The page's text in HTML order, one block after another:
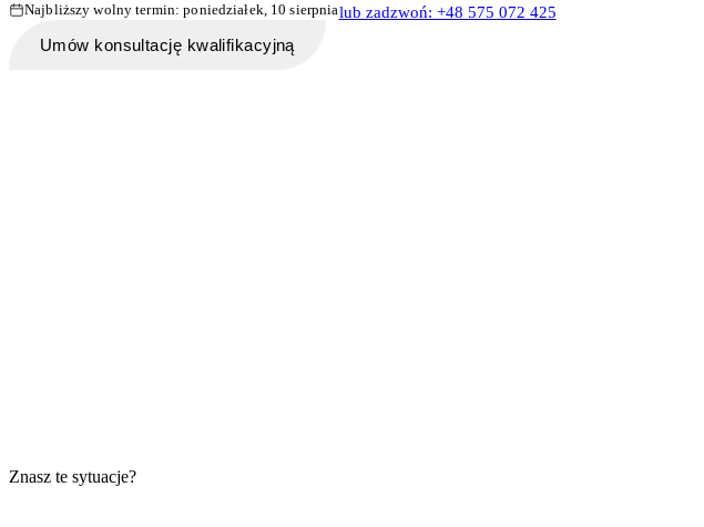
Najbliższy wolny termin: poniedziałek, 10 sierpnia
Umów konsultację kwalifikacyjną
lub zadzwoń: +48 575 072 425
Znasz te sytuacje?